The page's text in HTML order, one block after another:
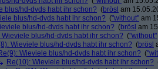
blus/hd-dvds habt ihr schon? (brösl am
blus/hd-dvds habt ihr schon? ("without" am
blus/hd-dvds habt ihr schon? (brösl am
Wieviele blus/hd-dvds habt ihr schon? ("without"
Wieviele blus/hd-dvds habt ihr schon? (brösl
Wieviele blus/hd-dvds habt ihr schon? (
Re(10): Wieviele blus/hd-dvds habt ihr schon?